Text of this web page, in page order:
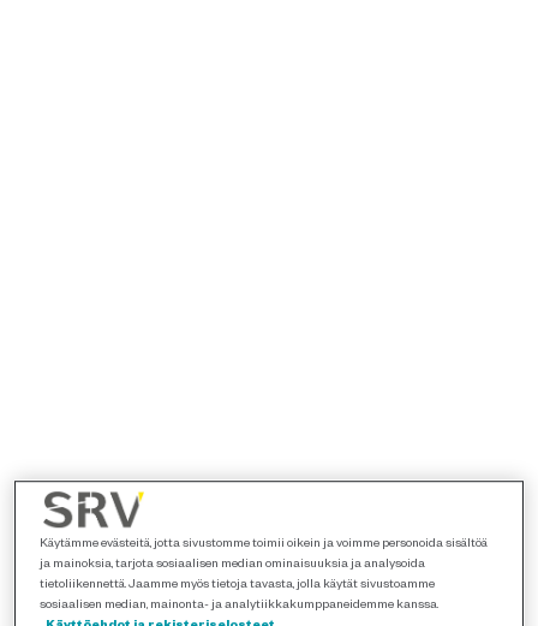
Käytämme evästeitä, jotta sivustomme toimii oikein ja voimme personoida sisältöä
ja mainoksia, tarjota sosiaalisen median ominaisuuksia ja analysoida
tietoliikennettä. Jaamme myös tietoja tavasta, jolla käytät sivustoamme
sosiaalisen median, mainonta- ja analytiikkakumppaneidemme kanssa.